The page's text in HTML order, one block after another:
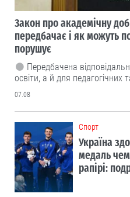
Закон про академічну
передбачає і як можуть
порушує
Передбачена
освіти, а й для педагогічних
07.08
Cпорт
Україна
медаль
рапірі: